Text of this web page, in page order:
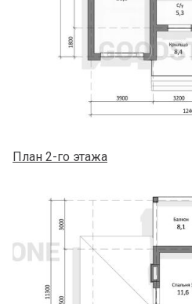
План 2-го этажа